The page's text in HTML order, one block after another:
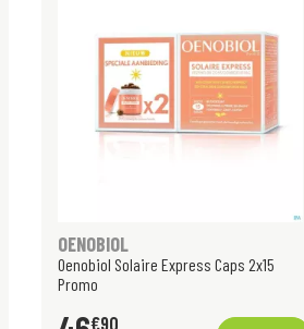
OENOBIOL
Oenobiol Solaire Express Caps 2x15
Promo
€90